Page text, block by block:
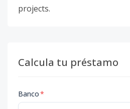
projects.
Calcula tu préstamo
Banco*